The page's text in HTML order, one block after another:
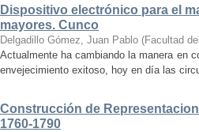
Dispositivo electrónico para el
mayores. Cunco
Delgadillo Gómez, Juan Pablo (Facultad
Actualmente ha cambiando la manera en
envejecimiento exitoso, hoy en día las
Construcción de
1760-1790